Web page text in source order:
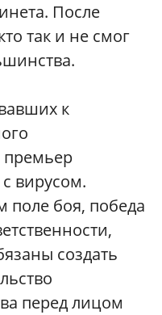
После
так и не смог
к
премьер
вирусом.
поле боя, победа
создать
перед лицом